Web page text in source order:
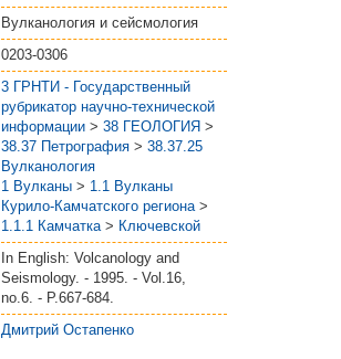
Вулканология и сейсмология
0203-0306
3 ГРНТИ - Государственный
рубрикатор научно-технической
информации > 38 ГЕОЛОГИЯ >
38.37 Петрография > 38.37.25
Вулканология
1 Вулканы > 1.1 Вулканы
Курило-Камчатского региона >
1.1.1 Камчатка > Ключевской
In English: Volcanology and
Seismology. - 1995. - Vol.16,
no.6. - P.667-684.
Дмитрий Остапенко